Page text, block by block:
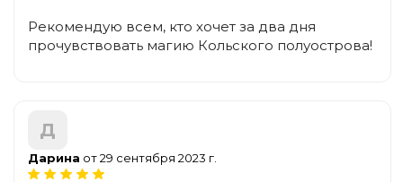
Рекомендую всем, кто хочет за два дня
прочувствовать магию Кольского полуострова!
Д
Дарина от 29 сентября 2023 г.